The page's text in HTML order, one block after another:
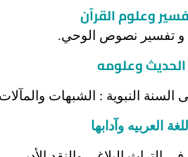
وعلوم القرآن
و تفسير نصوص الوحي.
الحديث وعلومه
النبوية : الشبهات
اللغة العربيه و دابها